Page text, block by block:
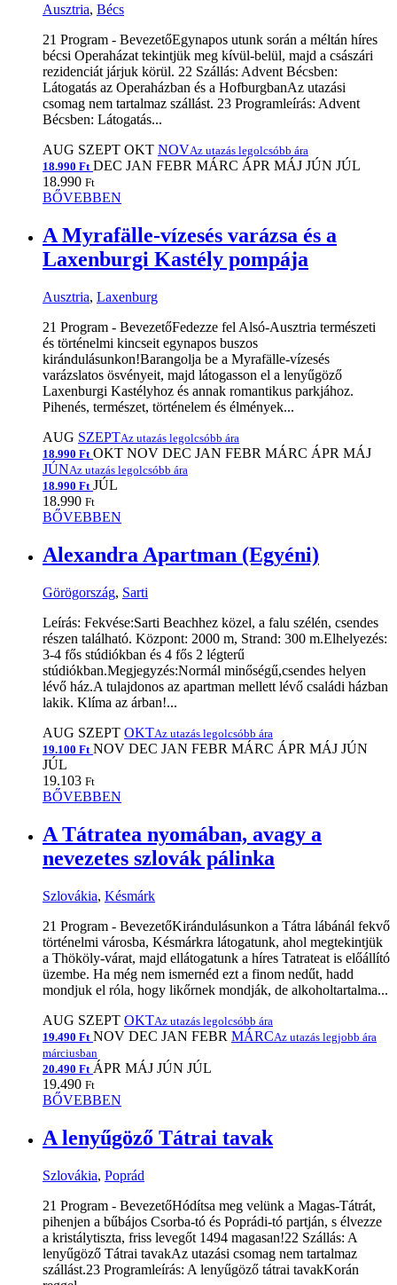
Ausztria, Bécs
21 Program - BevezetőEgynapos utunk során a méltán híres
bécsi Operaházat tekintjük meg kívül-belül, majd a császári
rezidenciát járjuk körül. 22 Szállás: Advent Bécsben:
Látogatás az Operaházban és a HofburgbanAz utazási
csomag nem tartalmaz szállást. 23 Programleírás: Advent
Bécsben: Látogatás...
AUG SZEPT OKT NOVAz utazás legolcsóbb ára
18.990 Ft DEC JAN FEBR MÁRC ÁPR MÁJ JÚN JÚL
18.990 Ft
BŐVEBBEN
A Myrafälle-vízesés varázsa és a
Laxenburgi Kastély pompája
Ausztria, Laxenburg
21 Program - BevezetőFedezze fel Alsó-Ausztria természeti
és történelmi kincseit egynapos buszos
kirándulásunkon!Barangolja be a Myrafälle-vízesés
varázslatos ösvényeit, majd látogasson el a lenyűgöző
Laxenburgi Kastélyhoz és annak romantikus parkjához.
Pihenés, természet, történelem és élmények...
AUG SZEPTAz utazás legolcsóbb ára
18.990 Ft OKT NOV DEC JAN FEBR MÁRC ÁPR MÁJ
JÚNAz utazás legolcsóbb ára
18.990 Ft JÚL
18.990 Ft
BŐVEBBEN
Alexandra Apartman (Egyéni)
Görögország, Sarti
Leírás: Fekvése:Sarti Beachhez közel, a falu szélén, csendes
részen található. Központ: 2000 m, Strand: 300 m.Elhelyezés:
3-4 fős stúdiókban és 4 fős 2 légterű
stúdiókban.Megjegyzés:Normál minőségű,csendes helyen
lévő ház.A tulajdonos az apartman mellett lévő családi házban
lakik. Klíma az árban!...
AUG SZEPT OKTAz utazás legolcsóbb ára
19.100 Ft NOV DEC JAN FEBR MÁRC ÁPR MÁJ JÚN
JÚL
19.103 Ft
BŐVEBBEN
A Tátratea nyomában, avagy a
nevezetes szlovák pálinka
Szlovákia, Késmárk
21 Program - BevezetőKirándulásunkon a Tátra lábánál fekvő
történelmi városba, Késmárkra látogatunk, ahol megtekintjük
a Thököly-várat, majd ellátogatunk a híres Tatrateat is előállító
üzembe. Ha még nem ismernéd ezt a finom nedűt, hadd
mondjuk el róla, hogy likőrnek mondják, de alkoholtartalma...
AUG SZEPT OKTAz utazás legolcsóbb ára
19.490 Ft NOV DEC JAN FEBR MÁRCAz utazás legjobb ára
márciusban
20.490 Ft ÁPR MÁJ JÚN JÚL
19.490 Ft
BŐVEBBEN
A lenyűgöző Tátrai tavak
Szlovákia, Poprád
21 Program - BevezetőHódítsa meg velünk a Magas-Tátrát,
pihenjen a bűbájos Csorba-tó és Poprádi-tó partján, s élvezze
a kristálytiszta, friss levegőt 1494 magasan!22 Szállás: A
lenyűgöző Tátrai tavakAz utazási csomag nem tartalmaz
szállást.23 Programleírás: A lenyűgöző tátrai tavakKorán